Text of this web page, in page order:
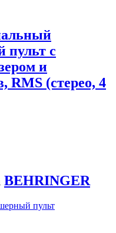
с
и
RMS (стерео, 4
BEHRINGER